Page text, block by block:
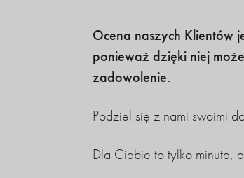
Ocena naszych Klientów
ponieważ dzięki niej
zadowolenie.
Podziel się z nami swoimi
Dla Ciebie to tylko minuta,